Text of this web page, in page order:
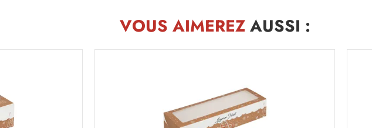
VOUS AIMEREZAUSSI :